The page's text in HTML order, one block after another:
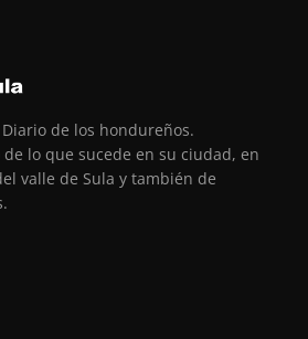
de los hondureños.
lo que sucede en su ciudad, en
valle de Sula y también de